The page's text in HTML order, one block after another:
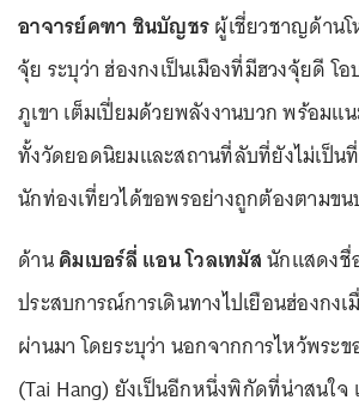
อาจารย์คฑา ชินบัญชรผู้เชี่ยวชาญด้าน
จุ้ย ระบุว่า ฮ่องกงเป็นเมืองที่มีฮวงจุ้ยดี โ
ภูเขา เต็มเปี่ยมด้วยพลังงานบวก พร้อมแ
ทั้งวัดยอดนิยมและสถานที่ลับที่ยังไม่เป็น
นักท่องเที่ยวได้ขอพรอย่างถูกต้องตามขน
ด้านคิมเบอร์ลี่ แอน โวลเทมัสนักแสดงชื่
ประสบการณ์การเดินทางไปเยือนฮ่องกง
ผ่านมา โดยระบุว่า นอกจากการไหว้พระ
(Tai Hang) ยังเป็นอีกหนึ่งพิกัดที่น่าสนใจ